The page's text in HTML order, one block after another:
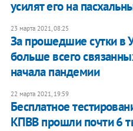
усилят его на
23 марта 2021, 08:25
За прошедшие сутки в
больше всего
начала пандемии
22 марта 2021, 19:59
Бесплатное
КПВВ прошли почти 6